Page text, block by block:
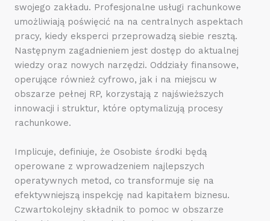
swojego zakładu. Profesjonalne usługi rachunkowe
umożliwiają poświęcić na na centralnych aspektach
pracy, kiedy eksperci przeprowadzą siebie resztą.
Następnym zagadnieniem jest dostęp do aktualnej
wiedzy oraz nowych narzędzi. Oddziały finansowe,
operujące również cyfrowo, jak i na miejscu w
obszarze pełnej RP, korzystają z najświeższych
innowacji i struktur, które optymalizują procesy
rachunkowe.
Implicuje, definiuje, że Osobiste środki będą
operowane z wprowadzeniem najlepszych
operatywnych metod, co transformuje się na
efektywniejszą inspekcję nad kapitałem biznesu.
Czwartokolejny składnik to pomoc w obszarze